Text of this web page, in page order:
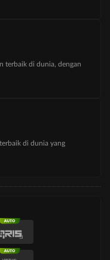
terbaik di dunia, dengan
di dunia yang